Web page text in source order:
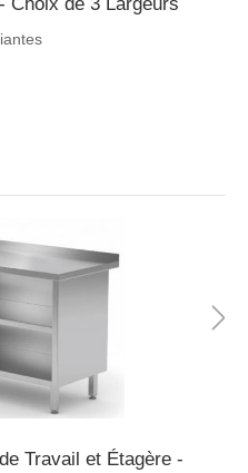
Choix de 3 Largeurs
Travail et Étagère -